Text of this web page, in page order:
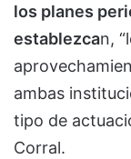
los planes
establezcan,
ambas
tipo de
Corral.